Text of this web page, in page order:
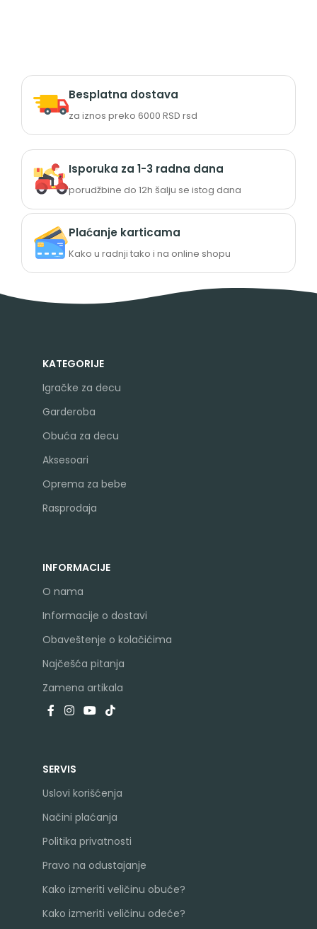
Besplatna dostava
za iznos preko 6000 RSD rsd
Isporuka za 1-3 radna dana
porudžbine do 12h šalju se istog dana
Plaćanje karticama
Kako u radnji tako i na online shopu
KATEGORIJE
Igračke za decu
Garderoba
Obuća za decu
Aksesoari
Oprema za bebe
Rasprodaja
INFORMACIJE
O nama
Informacije o dostavi
Obaveštenje o kolačićima
Najčešća pitanja
Zamena artikala
SERVIS
Uslovi korišćenja
Načini plaćanja
Politika privatnosti
Pravo na odustajanje
Kako izmeriti veličinu obuće?
Kako izmeriti veličinu odeće?